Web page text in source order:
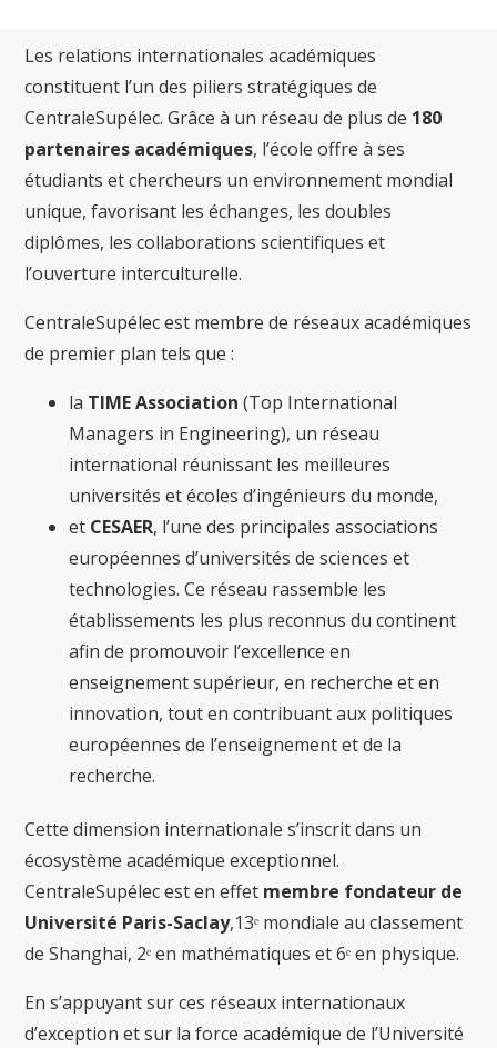
Les relations internationales académiques
constituent l’un des piliers stratégiques de
CentraleSupélec. Grâce à un réseau de plus de 180
partenaires académiques, l’école offre à ses
étudiants et chercheurs un environnement mondial
unique, favorisant les échanges, les doubles
diplômes, les collaborations scientifiques et
l’ouverture interculturelle.
CentraleSupélec est membre de réseaux académiques
de premier plan tels que :
la TIME Association (Top International
Managers in Engineering), un réseau
international réunissant les meilleures
universités et écoles d’ingénieurs du monde,
et CESAER, l’une des principales associations
européennes d’universités de sciences et
technologies. Ce réseau rassemble les
établissements les plus reconnus du continent
afin de promouvoir l’excellence en
enseignement supérieur, en recherche et en
innovation, tout en contribuant aux politiques
européennes de l’enseignement et de la
recherche.
Cette dimension internationale s’inscrit dans un
écosystème académique exceptionnel.
CentraleSupélec est en effet membre fondateur de
Université Paris-Saclay,13ᵉ mondiale au classement
de Shanghai, 2ᵉ en mathématiques et 6ᵉ en physique.
En s’appuyant sur ces réseaux internationaux
d’exception et sur la force académique de l’Université